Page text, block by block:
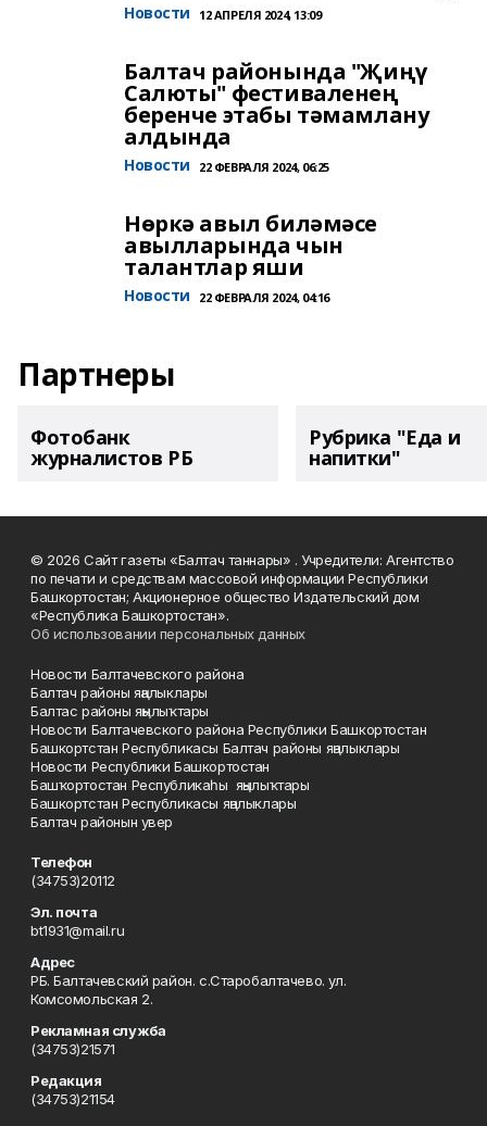
Новости 12 АПРЕЛЯ 2024, 13:09
Балтач районында "Җиңү
Салюты" фестиваленең
беренче этабы тәмамлану
алдында
Новости 22 ФЕВРАЛЯ 2024, 06:25
Нөркә авыл биләмәсе
авылларында чын
талантлар яши
Новости 22 ФЕВРАЛЯ 2024, 04:16
Партнеры
Фотобанк
журналистов РБ
Рубрика "Еда и
напитки"
© 2026 Сайт газеты «Балтач таннары» . Учредители: Агентство
по печати и средствам массовой информации Республики
Башкортостан; Акционерное общество Издательский дом
«Республика Башкортостан».
Об использовании персональных данных
Новости Балтачевского района
Балтач районы яңалыклары
Балтас районы яңылыҡтары
Новости Балтачевского района Республики Башкортостан
Башкортстан Республикасы Балтач районы яңалыклары
Новости Республики Башкортостан
Башҡортостан Республикаһы яңылыҡтары
Башкортстан Республикасы яңалыклары
Балтач районын увер
Телефон
(34753)20112
Эл. почта
bt1931@mail.ru
Адрес
РБ. Балтачевский район. с.Старобалтачево. ул.
Комсомольская 2.
Рекламная служба
(34753)21571
Редакция
(34753)21154